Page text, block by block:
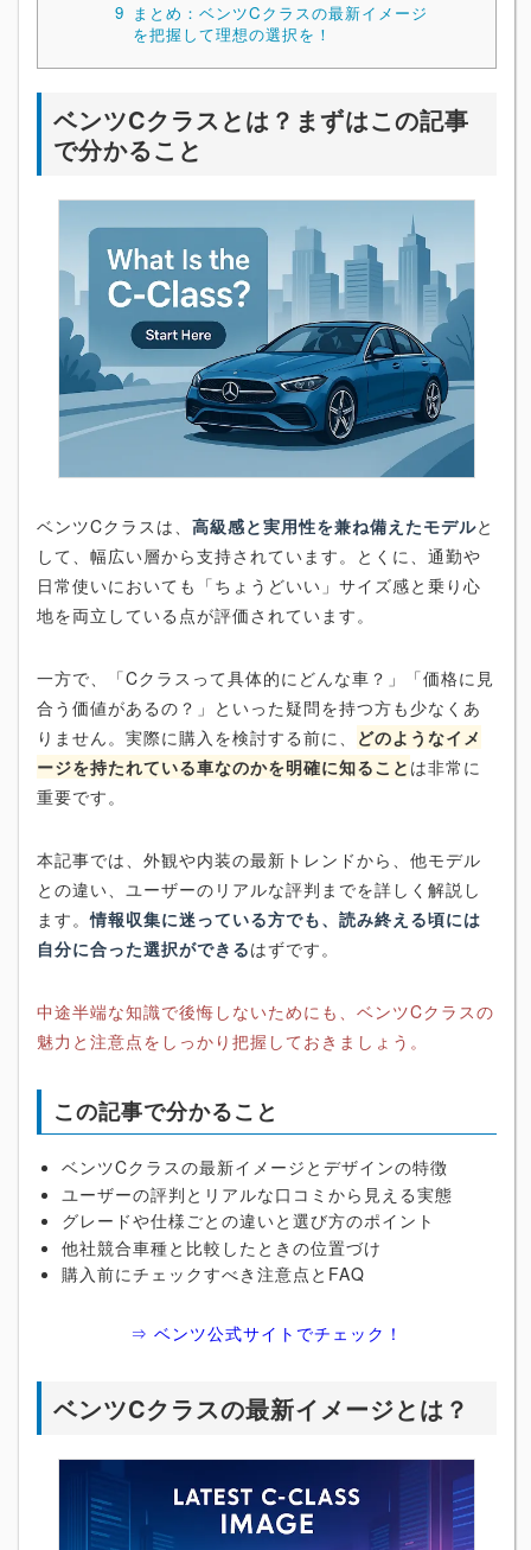
9 まとめ：ベンツCクラスの最新イメージ
を把握して理想の選択を！
ベンツCクラスとは？まずはこの記事
で分かること
ベンツCクラスは、 高級感と実用性を兼ね備えたモデルと
して、幅広い層から支持されています。とくに、通勤や
日常使いにおいても「ちょうどいい」サイズ感と乗り心
地を両立している点が評価されています。
一方で、「Cクラスって具体的にどんな車？」「価格に見
合う価値があるの？」といった疑問を持つ方も少なくあ
りません。実際に購入を検討する前に、 どのようなイメ
ージを持たれている車なのかを明確に知ること は非常に
重要です。
本記事では、外観や内装の最新トレンドから、他モデル
との違い、ユーザーのリアルな評判までを詳しく解説し
ます。情報収集に迷っている方でも、読み終える頃には
自分に合った選択ができるはずです。
中途半端な知識で後悔しないためにも、ベンツCクラスの
魅力と注意点をしっかり把握しておきましょう。
この記事で分かること
ベンツCクラスの最新イメージとデザインの特徴
ユーザーの評判とリアルな口コミから見える実態
グレードや仕様ごとの違いと選び方のポイント
他社競合車種と比較したときの位置づけ
購入前にチェックすべき注意点とFAQ
⇒ ベンツ公式サイトでチェック！
ベンツCクラスの最新イメージとは？